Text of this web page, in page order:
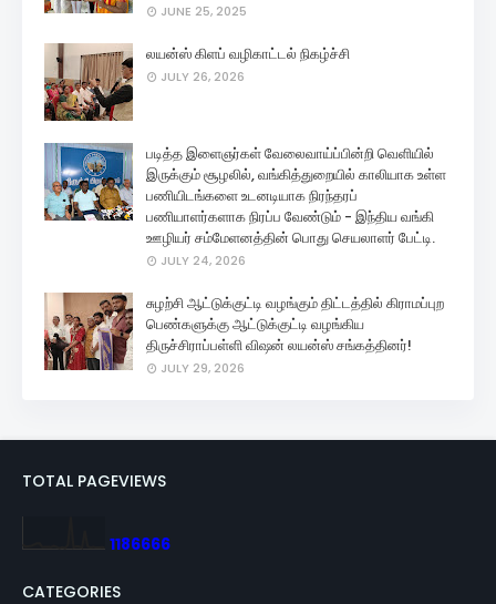
JUNE 25, 2025
லயன்ஸ் கிளப் வழிகாட்டல் நிகழ்ச்சி
JULY 26, 2026
படித்த இளைஞர்கள் வேலைவாய்ப்பின்றி வெளியில்
இருக்கும் சூழலில், வங்கித்துறையில் காலியாக உள்ள
பணியிடங்களை உடனடியாக நிரந்தரப்
பணியாளர்களாக நிரப்ப வேண்டும் - இந்திய வங்கி
ஊழியர் சம்மேளனத்தின் பொது செயலாளர் பேட்டி.
JULY 24, 2026
சுழற்சி ஆட்டுக்குட்டி வழங்கும் திட்டத்தில் கிராமப்புற
பெண்களுக்கு ஆட்டுக்குட்டி வழங்கிய
திருச்சிராப்பள்ளி விஷன் லயன்ஸ் சங்கத்தினர்!
JULY 29, 2026
TOTAL PAGEVIEWS
1186666
CATEGORIES